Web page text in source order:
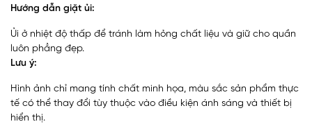
Hướng dẫn giặt ủi:
Ủi ở nhiệt độ thấp để tránh làm hỏng chất liệu và giữ cho quần
luôn phẳng đẹp.
Lưu ý:
Hình ảnh chỉ mang tính chất minh họa, màu sắc sản phẩm thực
tế có thể thay đổi tùy thuộc vào điều kiện ánh sáng và thiết bị
hiển thị.